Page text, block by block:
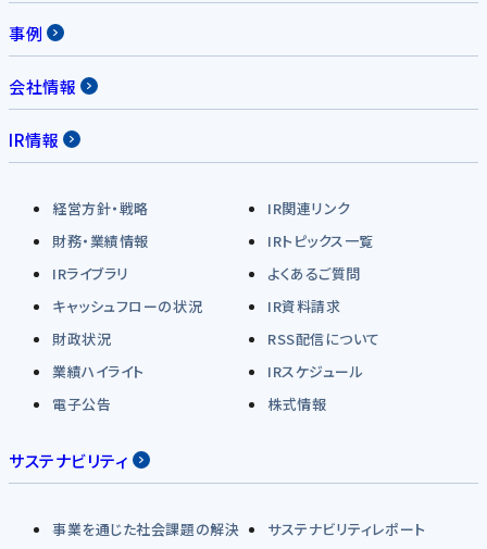
事例
会社情報
IR情報
経営方針・戦略
IR関連リンク
財務・業績情報
IRトピックス一覧
IRライブラリ
よくあるご質問
キャッシュフローの状況
IR資料請求
財政状況
RSS配信について
業績ハイライト
IRスケジュール
電子公告
株式情報
サステナビリティ
事業を通じた社会課題の解決
サステナビリティレポート